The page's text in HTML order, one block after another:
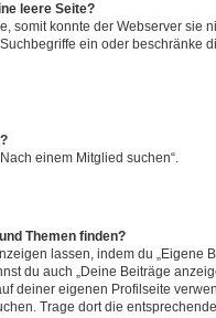
leere Seite?
somit konnte der Webserver sie
ein oder beschränke
einem Mitglied suchen“.
Themen finden?
lassen, indem du „Eigene
du auch „Deine Beiträge
deiner eigenen Profilseite
Trage dort die